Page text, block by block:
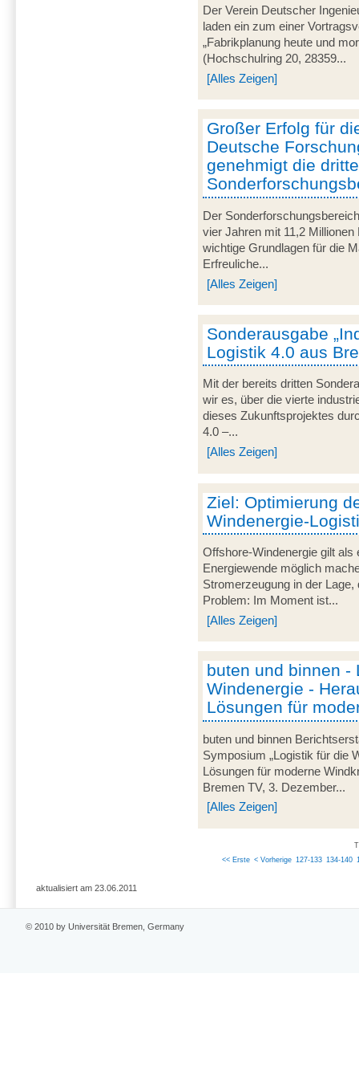
Der Verein Deutscher
laden ein zum einer
„Fabrikplanung heute und
(Hochschulring 20, 28359...
[Alles Zeigen]
Großer Erfolg für
Deutsche
genehmigt die
Der
vier Jahren mit 11,2
wichtige Grundlagen für die
Erfreuliche...
[Alles Zeigen]
Sonderausgabe
Logistik 4.0 aus
Mit der bereits dritten
wir es, über die vierte
dieses Zukunftsprojektes
4.0 –...
[Alles Zeigen]
Ziel: Optimierung
Windenergie-
Offshore-Windenergie gilt als
Energiewende möglich
Stromerzeugung in der
Problem: Im Moment ist...
[Alles Zeigen]
buten und binnen -
Windenergie -
Lösungen für
buten und binnen
Symposium „Logistik für die
Lösungen für moderne
Bremen TV, 3. Dezember...
[Alles Zeigen]
<< Erste < Vorherige 127-133 134-140
aktualisiert am 23.06.2011
© 2010 by Universität Bremen, Germany